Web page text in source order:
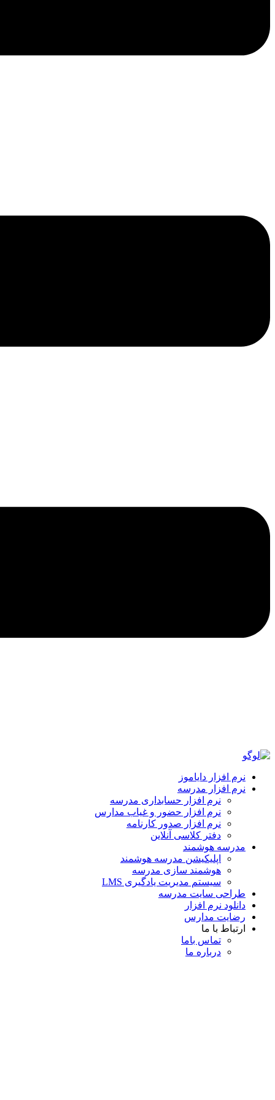
نرم افزار دایاموز
نرم افزار مدرسه
نرم افزار حسابداری مدرسه
نرم افزار حضور و غیاب مدارس
نرم افزار صدور کارنامه
دفتر کلاسی آنلاین
مدرسه هوشمند
اپلیکیشن مدرسه هوشمند
هوشمند سازی مدرسه
سیستم مدیریت یادگیری LMS
طراحی سایت مدرسه
دانلود نرم افزار
رضایت مدارس
ارتباط با ما
تماس با‌ما
درباره ما